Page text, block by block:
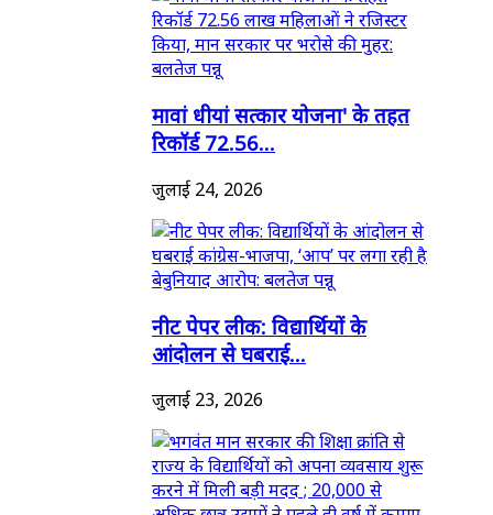
मावां धीयां सत्कार योजना' के तहत
रिकॉर्ड 72.56...
जुलाई 24, 2026
नीट पेपर लीक: विद्यार्थियों के
आंदोलन से घबराई...
जुलाई 23, 2026